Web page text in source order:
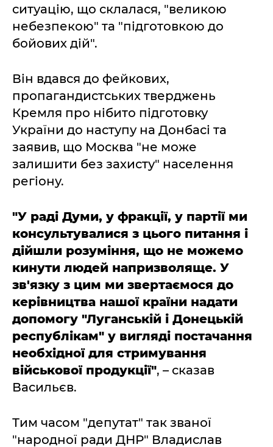
ситуацію, що склалася, "великою
небезпекою" та "підготовкою до
бойових дій".
Він вдався до фейкових,
пропагандистських тверджень
Кремля про нібито підготовку
України до наступу на Донбасі та
заявив, що Москва "не може
залишити без захисту" населення
регіону.
"У раді Думи, у фракції, у партії ми
консультувалися з цього питання і
дійшли розуміння, що не можемо
кинути людей напризволяще. У
зв'язку з цим ми звертаємося до
керівництва нашої країни надати
допомогу "Луганській і Донецькій
республікам" у вигляді постачання
необхідної для стримування
військової продукції", – сказав
Васильєв.
Тим часом "депутат" так званої
"народної ради ДНР" Владислав